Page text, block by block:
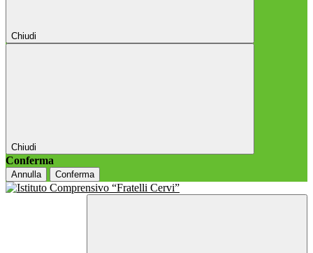
Chiudi
Chiudi
Conferma
Annulla Conferma